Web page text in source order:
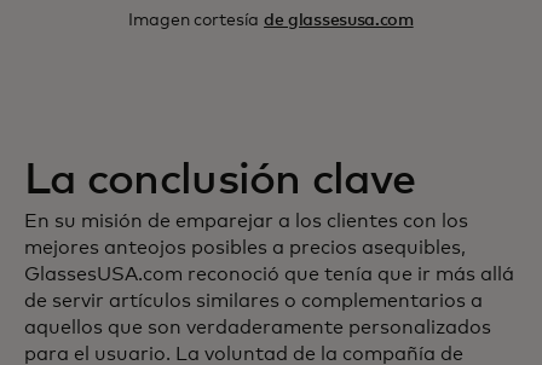
Imagen cortesíade glassesusa.com
La conclusión clave
En su misión de emparejar a los clientes con los
mejores anteojos posibles a precios asequibles,
GlassesUSA.com reconoció que tenía que ir más allá
de servir artículos similares o complementarios a
aquellos que son verdaderamente personalizados
para el usuario. La voluntad de la compañía de